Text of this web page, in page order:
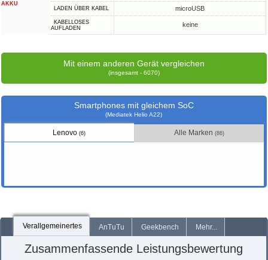
AKKU
LADEN ÜBER KABEL microUSB
KABELLOSES
AUFLADEN
keine
Mit einem anderen Gerät vergleichen
(insgesamt - 6070)
Smartphones mit gleichem SoC
(Mediatek Helio A22)
Lenovo(6) Alle Marken (86)
Verallgemeinertes AnTuTu Geekbench Mehr...
Zusammenfassende Leistungsbewertung